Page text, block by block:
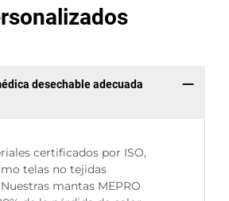
desechable adecuada
certificados por ISO,
telas no tejidas
mantas MEPRO